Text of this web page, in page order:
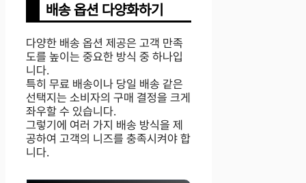
배송 옵션 다양화하기
다양한 배송 옵션 제공은 고객 만족
도를 높이는 중요한 방식 중 하나입
니다.
특히 무료 배송이나 당일 배송 같은
선택지는 소비자의 구매 결정을 크게
좌우할 수 있습니다.
그렇기에 여러 가지 배송 방식을 제
공하여 고객의 니즈를 충족시켜야 합
니다.